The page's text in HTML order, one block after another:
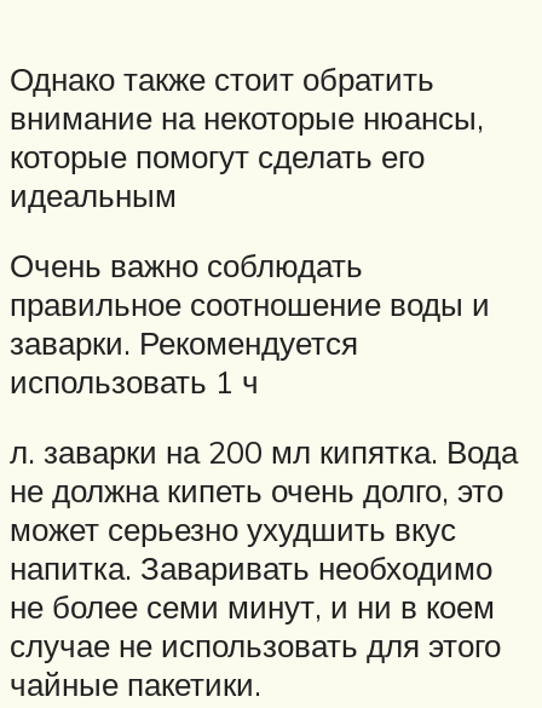
Однако также стоит обратить
внимание на некоторые нюансы,
которые помогут сделать его
идеальным
Очень важно соблюдать
правильное соотношение воды и
заварки. Рекомендуется
использовать 1 ч
л. заварки на 200 мл кипятка. Вода
не должна кипеть очень долго, это
может серьезно ухудшить вкус
напитка. Заваривать необходимо
не более семи минут, и ни в коем
случае не использовать для этого
чайные пакетики.